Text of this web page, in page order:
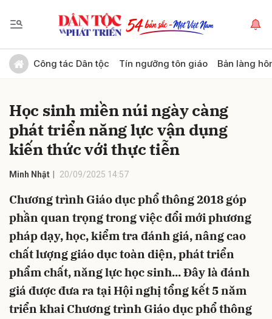
Công tác Dân tộc Tín ngưỡng tôn giáo Bản làng
Học sinh miền núi ngày càng
phát triển năng lực vận dụng
kiến thức với thực tiễn
Minh Nhật 20/09/2025 14:57
Chương trình Giáo dục phổ thông 2018 góp
phần quan trọng trong việc đổi mới phương
pháp dạy, học, kiểm tra đánh giá, nâng cao
chất lượng giáo dục toàn diện, phát triển
phẩm chất, năng lực học sinh... Đây là đánh
giá được đưa ra tại Hội nghị tổng kết 5 năm
triển khai Chương trình Giáo dục phổ thông
Gửi bình luận